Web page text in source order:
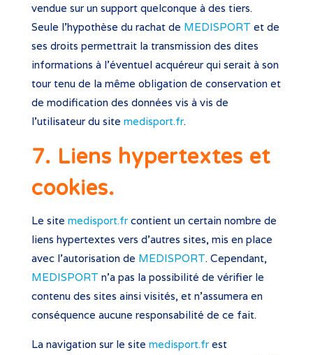
vendue sur un support quelconque à des tiers.
Seule l’hypothèse du rachat de MEDISPORT et de
ses droits permettrait la transmission des dites
informations à l’éventuel acquéreur qui serait à son
tour tenu de la même obligation de conservation et
de modification des données vis à vis de
l’utilisateur du site medisport.fr.
7. Liens hypertextes et
cookies.
Le site medisport.frcontient un certain nombre de
liens hypertextes vers d’autres sites, mis en place
avec l’autorisation de MEDISPORT. Cependant,
MEDISPORT n’a pas la possibilité de vérifier le
contenu des sites ainsi visités, et n’assumera en
conséquence aucune responsabilité de ce fait.
La navigation sur le site medisport.frest